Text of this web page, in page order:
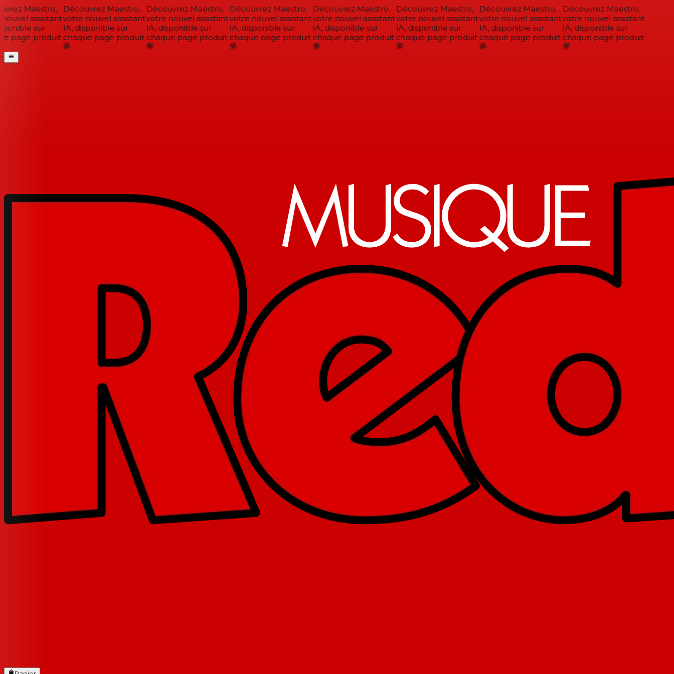
Maestro,
assistant
sur
page produit
Découvrez Maestro,
votre nouvel assistant
IA, disponible sur
chaque page produit
Découvrez Maestro,
votre nouvel assistant
IA, disponible sur
chaque page produit
Découvrez Maestro,
votre nouvel assistant
IA, disponible sur
chaque page produit
Découvrez Maestro,
votre nouvel assistant
IA, disponible sur
chaque page produit
Découvrez Maestro,
votre nouvel assistant
IA, disponible sur
chaque page produit
Découvrez Maestro,
votre nouvel assistant
IA, disponible sur
chaque page produit
Découvrez Maestro,
votre nouvel assistant
IA, disponible sur
chaque page produit